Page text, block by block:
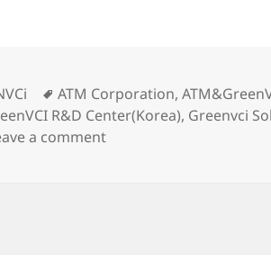
Tags
ATM Corporation,
R&D Center(Korea), Greenvci
a commenton ATM & GreenVCI MOU